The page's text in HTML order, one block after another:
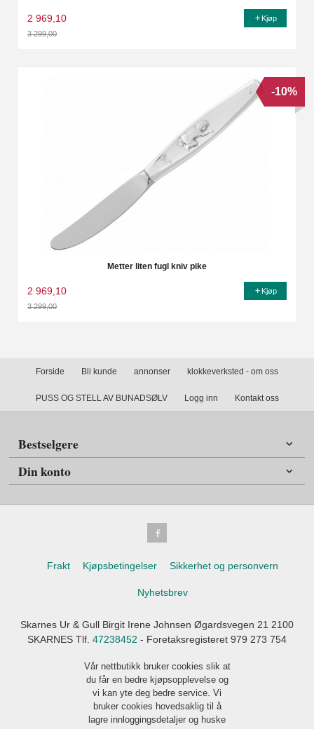
2 969,10
3 299,00
Kjøp
Metter liten fugl kniv pike
2 969,10
3 299,00
-10%
Kjøp
Forside Bli kunde annonser klokkeverksted - om oss
PUSS OG STELL AV BUNADSØLV Logg inn Kontakt oss
Bestselgere
Din konto
Frakt Kjøpsbetingelser Sikkerhet og personvern
Nyhetsbrev
Skarnes Ur & Gull Birgit Irene Johnsen Øgardsvegen 21 2100
SKARNES Tlf. 47238452 - Foretaksregisteret 979 273 754
Vår nettbutikk bruker cookies slik at
du får en bedre kjøpsopplevelse og
vi kan yte deg bedre service. Vi
bruker cookies hovedsaklig til å
lagre innloggingsdetaljer og huske